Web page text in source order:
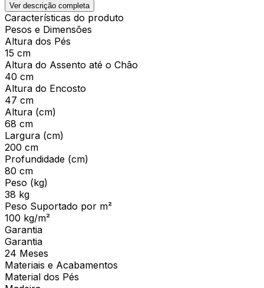
Ver descrição completa
Características do produto
Pesos e Dimensões
Altura dos Pés
15 cm
Altura do Assento até o Chão
40 cm
Altura do Encosto
47 cm
Altura (cm)
68 cm
Largura (cm)
200 cm
Profundidade (cm)
80 cm
Peso (kg)
38 kg
Peso Suportado por m²
100 kg/m²
Garantia
Garantia
24 Meses
Materiais e Acabamentos
Material dos Pés